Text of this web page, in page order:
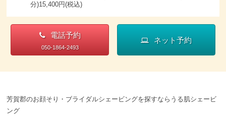
分)15,400円(税込)
電話予約
050-1864-2493
ネット予約
芳賀郡のお顔そり・ブライダルシェービングを探すならうる肌シェービ
ング